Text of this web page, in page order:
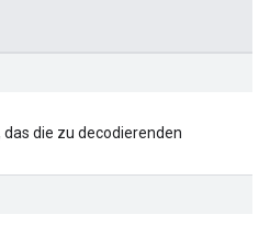
das die zu decodierenden